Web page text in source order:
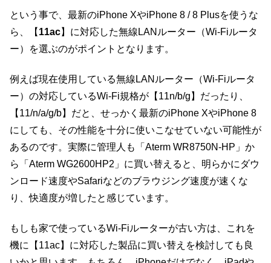
という事で、最新のiPhone XやiPhone 8 / 8 Plusを使うな
ら、【 11ac】に対応した無線LANルーター（Wi-Fiルータ
ー）を選ぶのがポイントとなります。
例えば現在使用している無線LANルーター（Wi-Fiルータ
ー）の対応しているWi-Fi規格が【11n/b/g】だったり、
【11/n/a/g/b】だと、せっかく最新のiPhone XやiPhone 8
にしても、その性能を十分に使いこなせていない可能性が
あるのです。実際に管理人も「Aterm WR8750N-HP」か
ら「Aterm WG2600HP2」に買い替えると、明らかにダウ
ンロード速度やSafariなどのブラウジング速度が速くな
り、快適度が増したと感じています。
もしも家で使っているWi-Fiルーターが古い方は、これを
機に【11ac】に対応した製品に買い替えを検討しても良